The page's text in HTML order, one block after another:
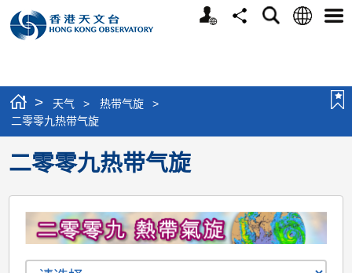
个
分
搜
语
选
> 天气 > 热带气旋
>
二零零九热带气旋
二零零九热带气旋